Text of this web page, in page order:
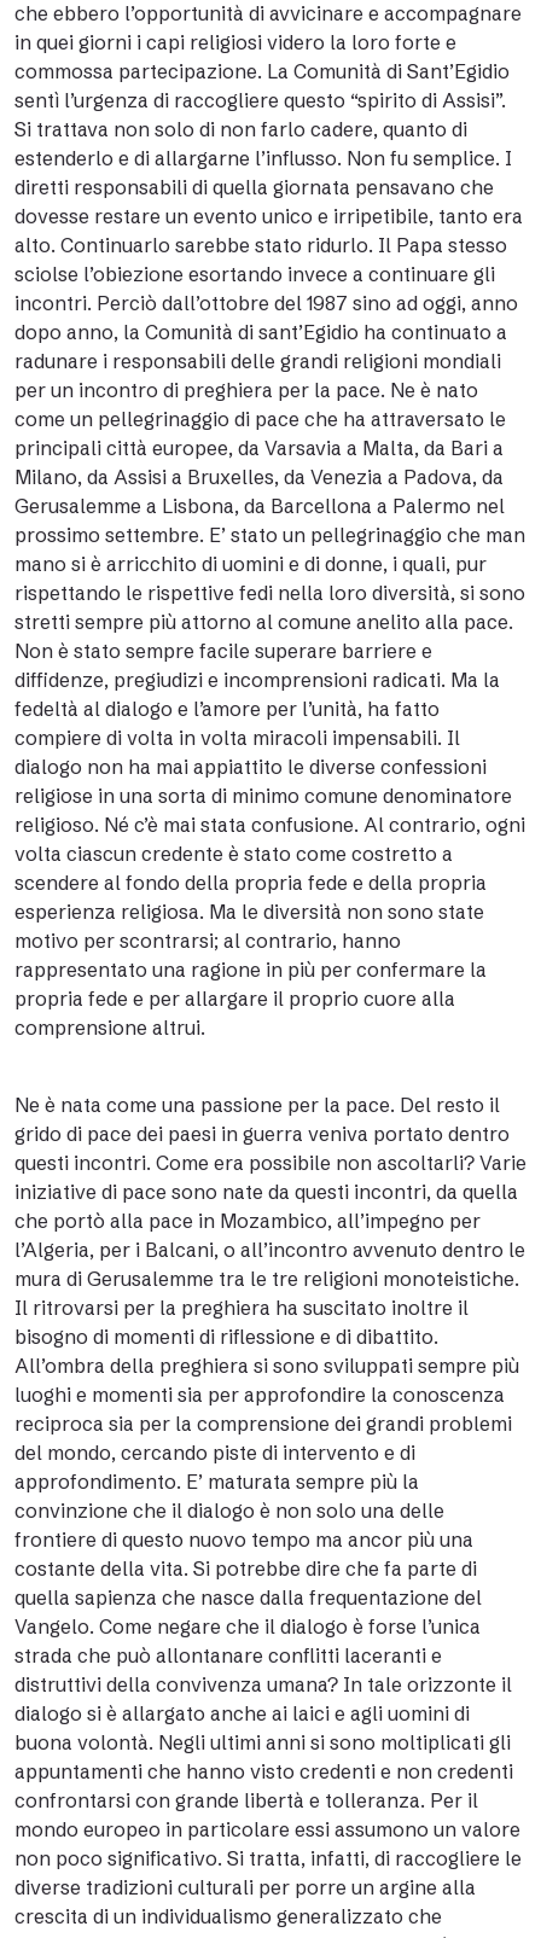
che ebbero l’opportunità di avvicinare e accompagnare
in quei giorni i capi religiosi videro la loro forte e
commossa partecipazione. La Comunità di Sant’Egidio
sentì l’urgenza di raccogliere questo “spirito di Assisi”.
Si trattava non solo di non farlo cadere, quanto di
estenderlo e di allargarne l’influsso. Non fu semplice. I
diretti responsabili di quella giornata pensavano che
dovesse restare un evento unico e irripetibile, tanto era
alto. Continuarlo sarebbe stato ridurlo. Il Papa stesso
sciolse l’obiezione esortando invece a continuare gli
incontri. Perciò dall’ottobre del 1987 sino ad oggi, anno
dopo anno, la Comunità di sant’Egidio ha continuato a
radunare i responsabili delle grandi religioni mondiali
per un incontro di preghiera per la pace. Ne è nato
come un pellegrinaggio di pace che ha attraversato le
principali città europee, da Varsavia a Malta, da Bari a
Milano, da Assisi a Bruxelles, da Venezia a Padova, da
Gerusalemme a Lisbona, da Barcellona a Palermo nel
prossimo settembre. E’ stato un pellegrinaggio che man
mano si è arricchito di uomini e di donne, i quali, pur
rispettando le rispettive fedi nella loro diversità, si sono
stretti sempre più attorno al comune anelito alla pace.
Non è stato sempre facile superare barriere e
diffidenze, pregiudizi e incomprensioni radicati. Ma la
fedeltà al dialogo e l’amore per l’unità, ha fatto
compiere di volta in volta miracoli impensabili. Il
dialogo non ha mai appiattito le diverse confessioni
religiose in una sorta di minimo comune denominatore
religioso. Né c’è mai stata confusione. Al contrario, ogni
volta ciascun credente è stato come costretto a
scendere al fondo della propria fede e della propria
esperienza religiosa. Ma le diversità non sono state
motivo per scontrarsi; al contrario, hanno
rappresentato una ragione in più per confermare la
propria fede e per allargare il proprio cuore alla
comprensione altrui.
Ne è nata come una passione per la pace. Del resto il
grido di pace dei paesi in guerra veniva portato dentro
questi incontri. Come era possibile non ascoltarli? Varie
iniziative di pace sono nate da questi incontri, da quella
che portò alla pace in Mozambico, all’impegno per
l’Algeria, per i Balcani, o all’incontro avvenuto dentro le
mura di Gerusalemme tra le tre religioni monoteistiche.
Il ritrovarsi per la preghiera ha suscitato inoltre il
bisogno di momenti di riflessione e di dibattito.
All’ombra della preghiera si sono sviluppati sempre più
luoghi e momenti sia per approfondire la conoscenza
reciproca sia per la comprensione dei grandi problemi
del mondo, cercando piste di intervento e di
approfondimento. E’ maturata sempre più la
convinzione che il dialogo è non solo una delle
frontiere di questo nuovo tempo ma ancor più una
costante della vita. Si potrebbe dire che fa parte di
quella sapienza che nasce dalla frequentazione del
Vangelo. Come negare che il dialogo è forse l’unica
strada che può allontanare conflitti laceranti e
distruttivi della convivenza umana? In tale orizzonte il
dialogo si è allargato anche ai laici e agli uomini di
buona volontà. Negli ultimi anni si sono moltiplicati gli
appuntamenti che hanno visto credenti e non credenti
confrontarsi con grande libertà e tolleranza. Per il
mondo europeo in particolare essi assumono un valore
non poco significativo. Si tratta, infatti, di raccogliere le
diverse tradizioni culturali per porre un argine alla
crescita di un individualismo generalizzato che